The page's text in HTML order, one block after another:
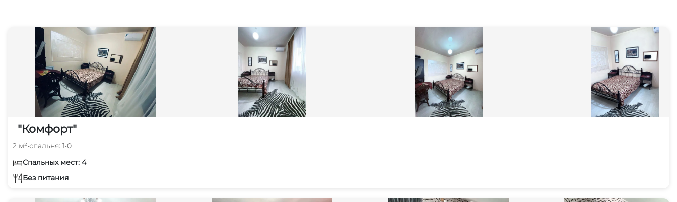
"Комфорт"
2 м²•спальня: 1•0
Спальных мест: 4
Без питания